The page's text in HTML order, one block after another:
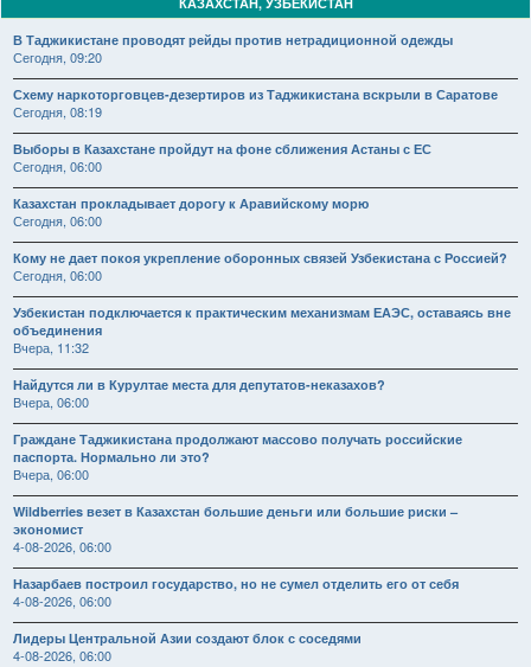
В Таджикистане проводят рейды против нетрадиционной одежды
Сегодня, 09:20
Схему наркоторговцев-дезертиров из Таджикистана вскрыли в Саратове
Сегодня, 08:19
Выборы в Казахстане пройдут на фоне сближения Астаны с ЕС
Сегодня, 06:00
Казахстан прокладывает дорогу к Аравийскому морю
Сегодня, 06:00
Кому не дает покоя укрепление оборонных связей Узбекистана с Россией?
Сегодня, 06:00
Узбекистан подключается к практическим механизмам ЕАЭС, оставаясь вне
объединения
Вчера, 11:32
Найдутся ли в Курултае места для депутатов-неказахов?
Вчера, 06:00
Граждане Таджикистана продолжают массово получать российские
паспорта. Нормально ли это?
Вчера, 06:00
Wildberries везет в Казахстан большие деньги или большие риски –
экономист
4-08-2026, 06:00
Назарбаев построил государство, но не сумел отделить его от себя
4-08-2026, 06:00
Лидеры Центральной Азии создают блок с соседями
4-08-2026, 06:00